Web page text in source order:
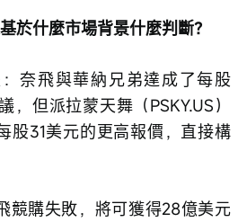
於什麼市場背景什麼判斷？
奈飛與華納兄弟達成了每股
，但派拉蒙天舞（PSKY.US）
股31美元的更高報價，直接構
競購失敗，將可獲得28億美元